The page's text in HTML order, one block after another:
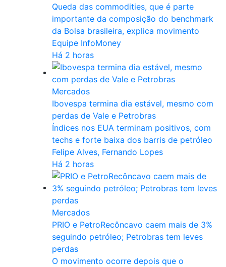
Queda das commodities, que é parte
importante da composição do benchmark
da Bolsa brasileira, explica movimento
Equipe InfoMoney
Há 2 horas
Mercados
Ibovespa termina dia estável, mesmo com
perdas de Vale e Petrobras
Índices nos EUA terminam positivos, com
techs e forte baixa dos barris de petróleo
Felipe Alves, Fernando Lopes
Há 2 horas
Mercados
PRIO e PetroRecôncavo caem mais de 3%
seguindo petróleo; Petrobras tem leves
perdas
O movimento ocorre depois que o